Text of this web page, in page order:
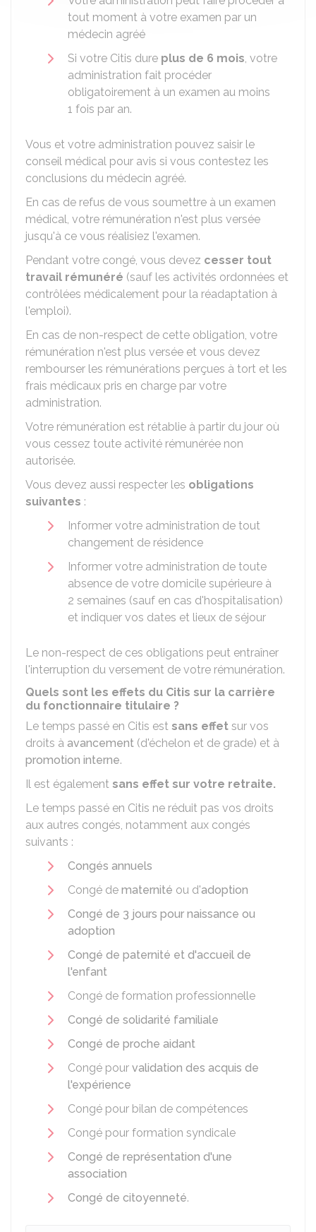
tout moment à votre examen par un
médecin agréé
Si votre Citis dure plus de 6 mois, votre
administration fait procéder
obligatoirement à un examen au moins
1 fois par an.
Vous et votre administration pouvez saisir le
conseil médical pour avis si vous contestez les
conclusions du médecin agréé.
En cas de refus de vous soumettre à un examen
médical, votre rémunération n'est plus versée
jusqu'à ce vous réalisiez l'examen.
Pendant votre congé, vous devez cesser tout
travail rémunéré (sauf les activités ordonnées et
contrôlées médicalement pour la réadaptation à
l'emploi).
En cas de non-respect de cette obligation, votre
rémunération n'est plus versée et vous devez
rembourser les rémunérations perçues à tort et les
frais médicaux pris en charge par votre
administration.
Votre rémunération est rétablie à partir du jour où
vous cessez toute activité rémunérée non
autorisée.
Vous devez aussi respecter les obligations
suivantes :
Informer votre administration de tout
changement de résidence
Informer votre administration de toute
absence de votre domicile supérieure à
2 semaines (sauf en cas d'hospitalisation)
et indiquer vos dates et lieux de séjour
Le non-respect de ces obligations peut entraîner
l'interruption du versement de votre rémunération.
Quels sont les effets du Citis sur la carrière
du fonctionnaire titulaire ?
Le temps passé en Citis est sans effet sur vos
droits à avancement (d'échelon et de grade) et à
promotion interne.
Il est également sans effet sur votre retraite.
Le temps passé en Citis ne réduit pas vos droits
aux autres congés, notamment aux congés
suivants :
Congés annuels
Congé de maternité ou d'adoption
Congé de 3 jours pour naissance ou
adoption
Congé de paternité et d'accueil de
l'enfant
Congé de formation professionnelle
Congé de solidarité familiale
Congé de proche aidant
Congé pour validation des acquis de
l'expérience
Congé pour bilan de compétences
Congé pour formation syndicale
Congé de représentation d'une
association
Congé de citoyenneté.